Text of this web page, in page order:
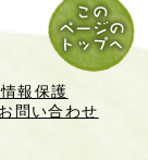
報保護
お問い合わせ